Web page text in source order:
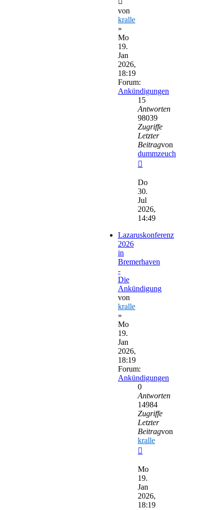
von
kralle
»
Mo
19.
Jan
2026,
18:19
Forum:
Ankündigungen
15
Antworten
98039
Zugriffe
Letzter
Beitragvon
dummzeuch
Beitrag
Do
30.
Jul
2026,
14:49
Lazaruskonferenz
2026
in
Bremerhaven
-
Die
Ankündigung
von
kralle
»
Mo
19.
Jan
2026,
18:19
Forum:
Ankündigungen
0
Antworten
14984
Zugriffe
Letzter
Beitragvon
kralle
Beitrag
Mo
19.
Jan
2026,
18:19